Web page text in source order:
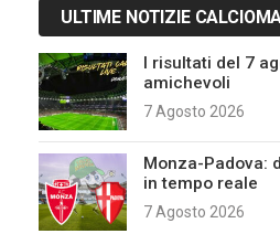
ULTIME NOTIZIE
I risultati del 7
amichevoli
7 Agosto 2026
Monza-Padova:
in tempo reale
7 Agosto 2026